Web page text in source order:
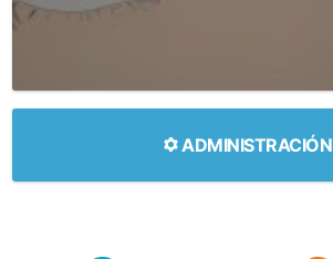
ADMINISTRACIÓN